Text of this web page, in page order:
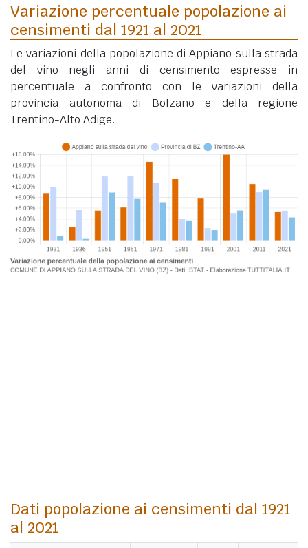
Variazione percentuale popolazione ai
censimenti dal 1921 al 2021
Le variazioni della popolazione di Appiano sulla strada
del vino negli anni di censimento espresse in
percentuale a confronto con le variazioni della
provincia autonoma di Bolzano e della regione
Trentino-Alto Adige.
Dati popolazione ai censimenti dal 1921
al 2021